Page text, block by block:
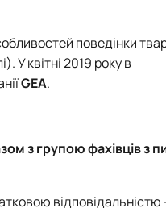
поведінки
У квітні 2019 року в
GEA.
з групою фахівців з
відповідальністю